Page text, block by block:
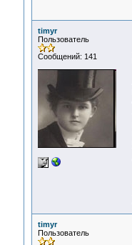
timyr
Пользователь
Сообщений: 141
timyr
Пользователь